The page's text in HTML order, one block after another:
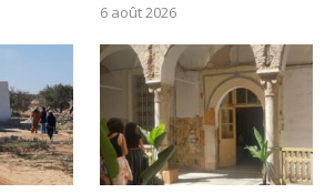
6 août 2026